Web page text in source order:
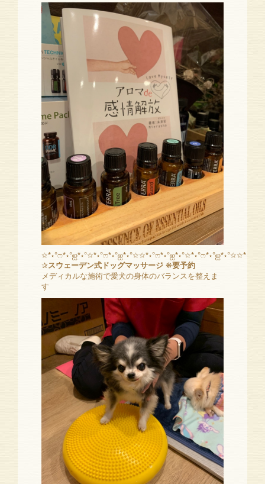
✰スウェーデン式ドッグマッサージ❋要予約
メディカルな施術で愛犬の身体のバランスを整えま
す